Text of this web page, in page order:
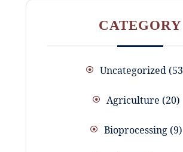
CATEGORY
Uncategorized 53
Agriculture 20
Bioprocessing 9